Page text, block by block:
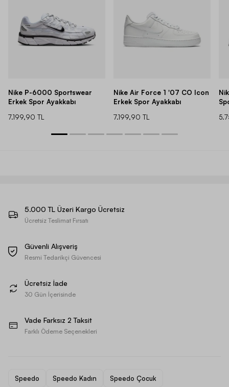
Nike P-6000 Sportswear
Erkek Spor Ayakkabı
7.199,90 TL
Nike Air Force 1 '07 CO Icon
Erkek Spor Ayakkabı
7.199,90 TL
5.000 TL Üzeri Kargo Ücretsiz
Ücretsiz Teslimat Fırsatı
Güvenli Alışveriş
Resmi Tedarikçi Güvencesi
Ücretsiz İade
30 Gün İçerisinde
Vade Farksız 2 Taksit
Farklı Ödeme Seçenekleri
Speedo Speedo Kadın Speedo Çocuk